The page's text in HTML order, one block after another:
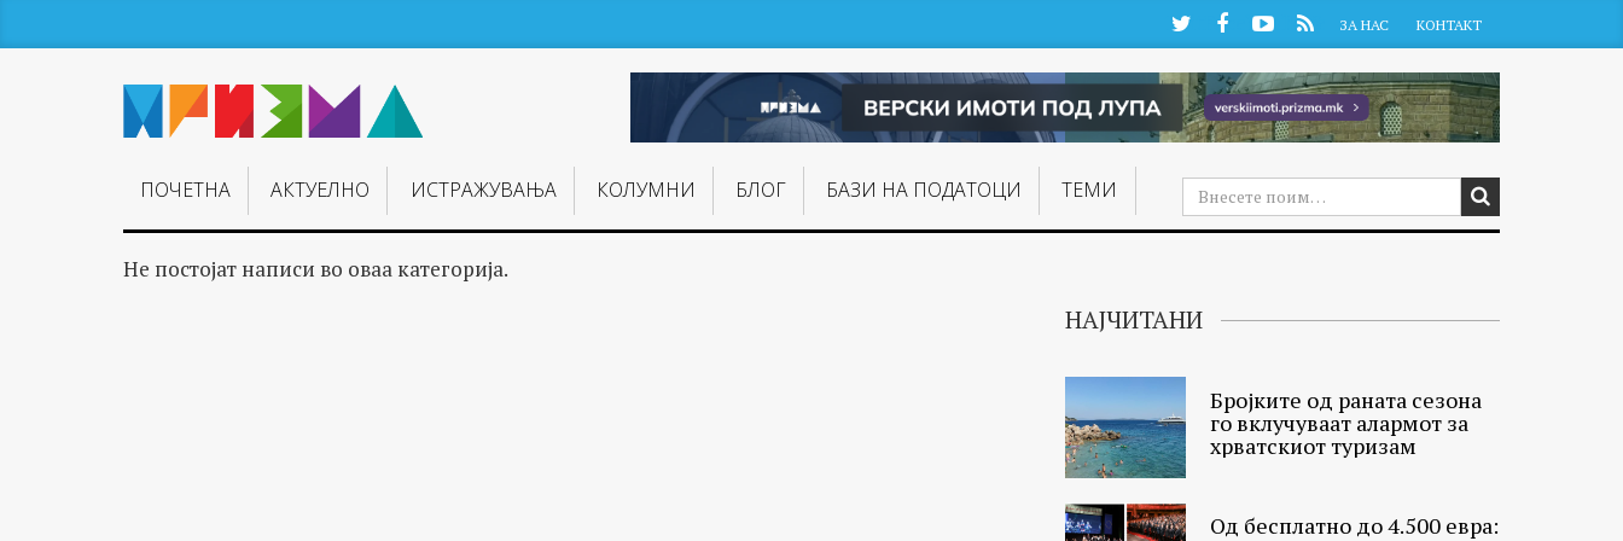
TwitterFacebookYouTube
RSS ЗА НАС КОНТАКТ
ПОЧЕТНА АКТУЕЛНО ИСТРАЖУВАЊA КОЛУМНИ БЛОГ БАЗИ НА ПОДАТОЦИ ТЕМИ
Не постојат написи во оваа категорија.
НАЈЧИТАНИ
Бројките од раната сезона
го вклучуваат алармот за
хрватскиот туризам
Од бесплатно до 4.500 евра: